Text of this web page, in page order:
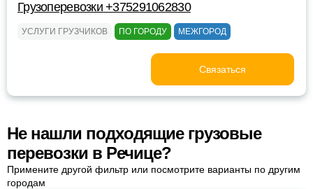
Грузоперевозки +375291062830
УСЛУГИ ГРУЗЧИКОВ ПО ГОРОДУ МЕЖГОРОД
Связаться
Не нашли подходящие грузовые
перевозки в Речице?
Примените другой фильтр или посмотрите варианты по другим
городам